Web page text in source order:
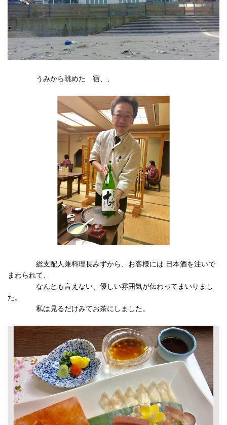
うみから眺めた 宿、、
総支配人兼料理長みずから、お客様には 日本酒を注いで
まわられて、
なんとも言えない、優しい雰囲気が伝わってまいりまし
た。
私は見るだけみてお茶にしました。